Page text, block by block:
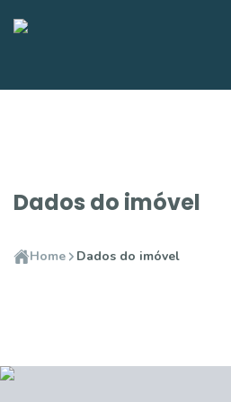
Dados do imóvel
Home Dados do imóvel